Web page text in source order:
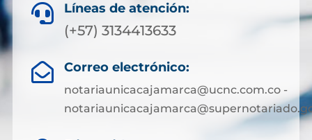
 Líneas de atención:
(+57) 3134413633
 Correo electrónico:
notariaunicacajamarca@ucnc.com.co -